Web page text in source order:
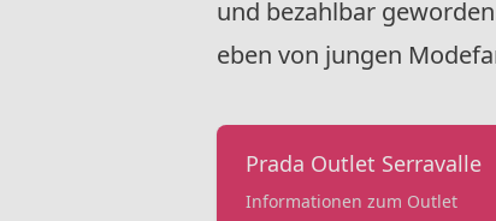
und bezahlbar
eben von jungen
Prada Outlet Serravalle
Informationen zum Outlet